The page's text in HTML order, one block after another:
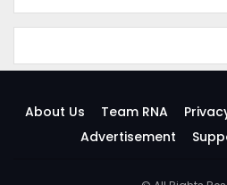
About Us Team RNA
Advertisement